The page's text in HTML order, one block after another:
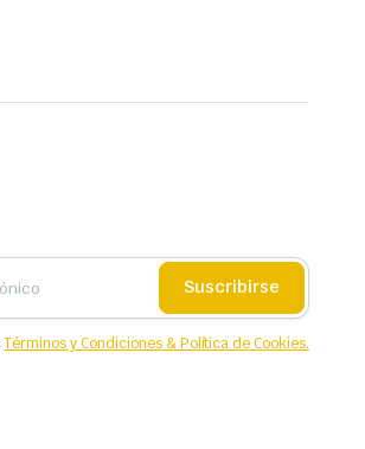
Suscribirse
Términos y Condiciones & Política de Cookies.